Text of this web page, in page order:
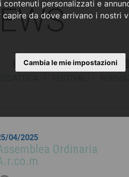
personalizzati e
da dove arrivano i nostri
Cambia le mie impostazioni
04/2025
Ordinaria